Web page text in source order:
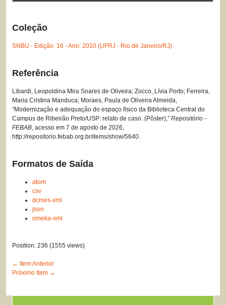
Coleção
SNBU - Edição: 16 - Ano: 2010 (UFRJ - Rio de Janeiro/RJ)
Referência
Libardi, Leopoldina Mira Soares de Oliveira; Zocco, Lívia Porto; Ferreira,
Maria Cristina Manduca; Moraes, Paula de Oliveira Almeida,
“Modernização e adequação do espaço físico da Biblioteca Central do
Campus de Ribeirão Preto/USP: relato de caso. (Pôster),” Repositório -
FEBAB, acesso em 7 de agosto de 2026,
http://repositorio.febab.org.br/items/show/5640.
Formatos de Saída
atom
csv
dcmes-xml
json
omeka-xml
Position: 236 (1555 views)
← Item Anterior
Próximo Item →